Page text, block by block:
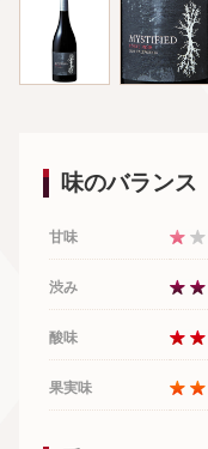
味のバランス
甘味
渋み
酸味
果実味